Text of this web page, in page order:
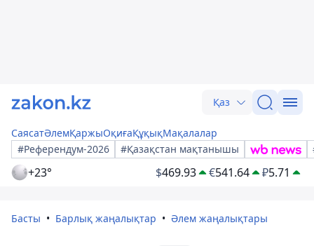
Қаз
СаясатӘлемҚаржыОқиғаҚұқықМақалалар
#Референдум-2026
#Қазақстан мақтанышы
+23° $469.93 €541.64 ₽5.71
Басты Барлық жаңалықтар Әлем жаңалықтары